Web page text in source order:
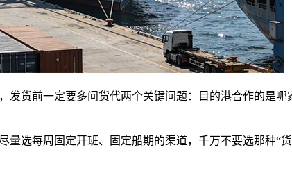
发货前一定要多问货代两个关键问题：目的港合作的是
量选每周固定开班、固定船期的渠道，千万不要选那种